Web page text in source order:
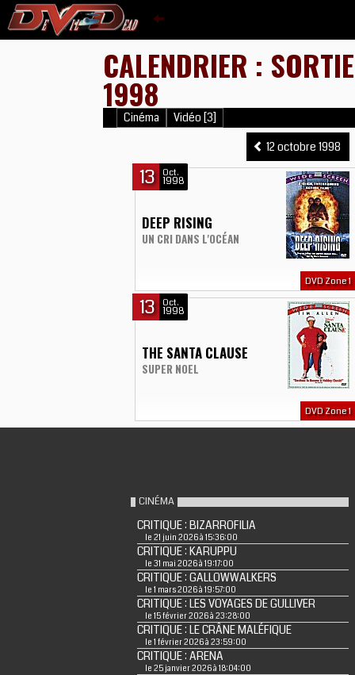
CALENDRIER :
1998
Cinéma Vidéo [3]
12 octobre 1998
13 Oct.
1998
DEEP RISING
UN CRI DANS L'OCÉAN
DVD Zone 1
13 Oct.
1998
THE SANTA CLAUSE
SUPER NOEL
DVD Zone 1
CINÉMA
CRITIQUE : BIZARROFILIA
le 21 juin 2026 à 15:36:00
CRITIQUE : KARUPPU
le 31 mai 2026 à 19:17:00
CRITIQUE : GALLOWWALKERS
le 1 mars 2026 à 19:57:00
CRITIQUE : LES VOYAGES DE GULLIVER
le 15 février 2026 à 23:28:00
CRITIQUE : LE CRÂNE MALÉFIQUE
le 1 février 2026 à 23:59:00
CRITIQUE : ARENA
le 25 janvier 2026 à 18:04:00